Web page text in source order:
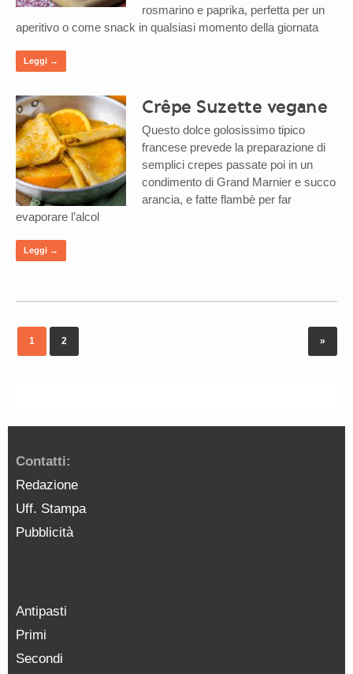
rosmarino e paprika, perfetta per un
aperitivo o come snack in qualsiasi momento della giornata
Leggi →
Crêpe Suzette vegane
Questo dolce golosissimo tipico
francese prevede la preparazione di
semplici crepes passate poi in un
condimento di Grand Marnier e succo
arancia, e fatte flambè per far
evaporare l’alcol
Leggi →
1 2 »
Contatti:
Redazione
Uff. Stampa
Pubblicità
Antipasti
Primi
Secondi